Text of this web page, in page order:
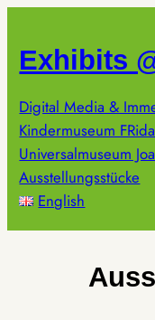
springen
Exhibits
Digital Media &
Kindermuseum
Universalmuseum
Ausstellungsstücke
English